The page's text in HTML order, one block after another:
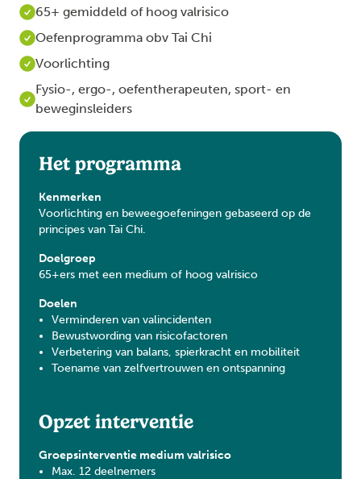
65+ gemiddeld of hoog valrisico
Oefenprogramma obv Tai Chi
Voorlichting
Fysio-, ergo-, oefentherapeuten, sport- en
beweginsleiders
Het programma
Kenmerken
Voorlichting en beweegoefeningen gebaseerd op de
principes van Tai Chi.
Doelgroep
65+ers met een medium of hoog valrisico
Doelen
Verminderen van valincidenten
Bewustwording van risicofactoren
Verbetering van balans, spierkracht en mobiliteit
Toename van zelfvertrouwen en ontspanning
Opzet interventie
Groepsinterventie medium valrisico
Max. 12 deelnemers